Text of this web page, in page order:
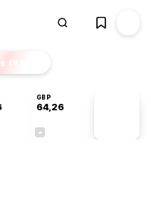
EKSTRA
GBP
64,26